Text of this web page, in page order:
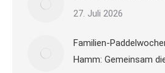
27. Juli 2026
Familien-
Hamm: Gemeinsam